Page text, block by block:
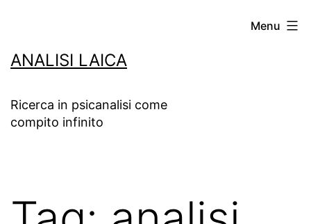
contenuto
ANALISI LAICA
Ricerca in psicanalisi come
compito infinito
Menu